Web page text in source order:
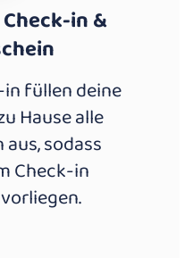
in &
füllen deine
Hause alle
sodass
Check-in